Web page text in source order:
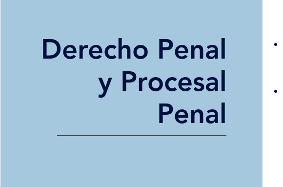
Derecho Penal
y Procesal
Penal